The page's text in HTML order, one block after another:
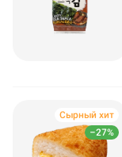
–27%
Сырный хит